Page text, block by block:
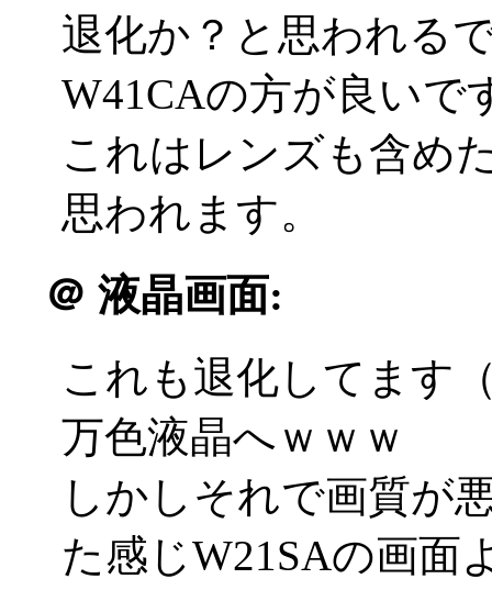
退化か？と思われる
W41CAの方が良いで
これはレンズも含め
思われます。
＠ 液晶画面:
これも退化してます
万色液晶へｗｗｗ
しかしそれで画質が
た感じW21SAの画面